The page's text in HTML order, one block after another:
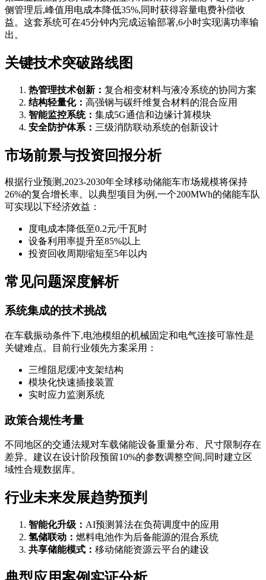
侧管理后,峰值用电成本降低35%,同时获得容量电费补偿收
益。这套系统可在45分钟内完成运输部署,6小时实现满功率输
出。
关键技术突破路线图
热管理技术创新： 复合相变材料与液冷系统的协同方案
结构轻量化： 高强钢与碳纤维复合材料的混合应用
智能监控系统： 集成5G通信和边缘计算模块
安全防护体系： 三级消防联动系统的创新设计
市场前景与投资回报分析
根据行业预测,2023-2030年全球移动储能车市场规模将保持
26%的复合增长率。以典型项目为例,一个200MWh的储能车队
可实现以下经济效益：
度电成本降低至0.2元/千瓦时
设备利用率提升至85%以上
投资回收周期缩短至5年以内
常见问题深度解析
系统集成的技术挑战
在车载振动条件下,电池模组的机械固定和电气连接可靠性是
关键难点。目前行业领先方案采用：
三维阻尼缓冲支架结构
模块化快速插接装置
实时应力监测系统
政策合规性考量
不同地区的交通法规对车载储能设备重量分布、尺寸限制存在
差异。建议在设计阶段预留10%的参数调整空间,同时建立区
域性合规数据库。
行业未来发展趋势预判
智能化升级： AI预测算法在负荷调度中的应用
氢储联动： 燃料电池作为后备能源的混合系统
共享储能模式： 移动储能资源云平台的建设